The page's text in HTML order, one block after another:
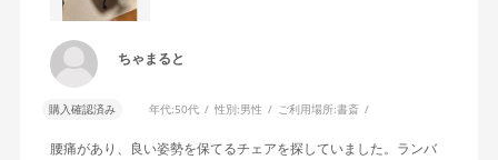
ちゃまると
購入確認済み 年代:50代 性別:男性 ご利用場所:書斎
腰痛があり、良い姿勢を保てるチェアを探していました。ランバ